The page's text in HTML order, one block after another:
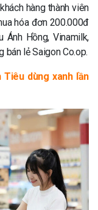
hàng thành viên
hóa đơn 200.000đ
Ánh Hồng, Vinamilk,
bán lẻ Saigon Co.op.
Tiêu dùng xanh lần